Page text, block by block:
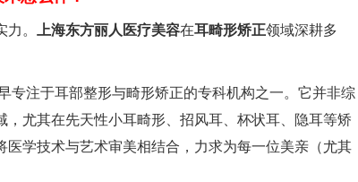
。 上海东方丽人医疗美容在耳畸形矫正领域深耕多
专注于耳部整形与畸形矫正的专科机构之一。它并非综
尤其在先天性小耳畸形、招风耳、杯状耳、隐耳等矫
学技术与艺术审美相结合，力求为每一位美亲（尤其